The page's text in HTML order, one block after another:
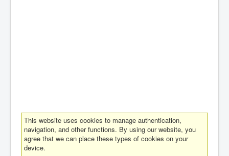
This website uses cookies to manage authentication,
navigation, and other functions. By using our website, you
agree that we can place these types of cookies on your
device.